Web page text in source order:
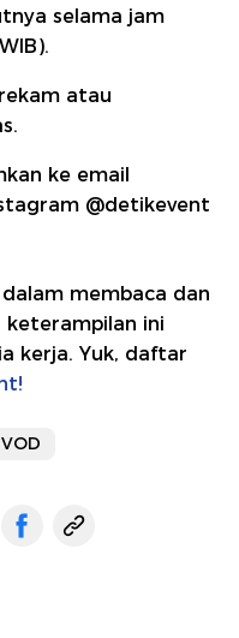
selama jam
atau
ke email
@detikevent
membaca dan
keterampilan ini
kerja. Yuk, daftar
VOD